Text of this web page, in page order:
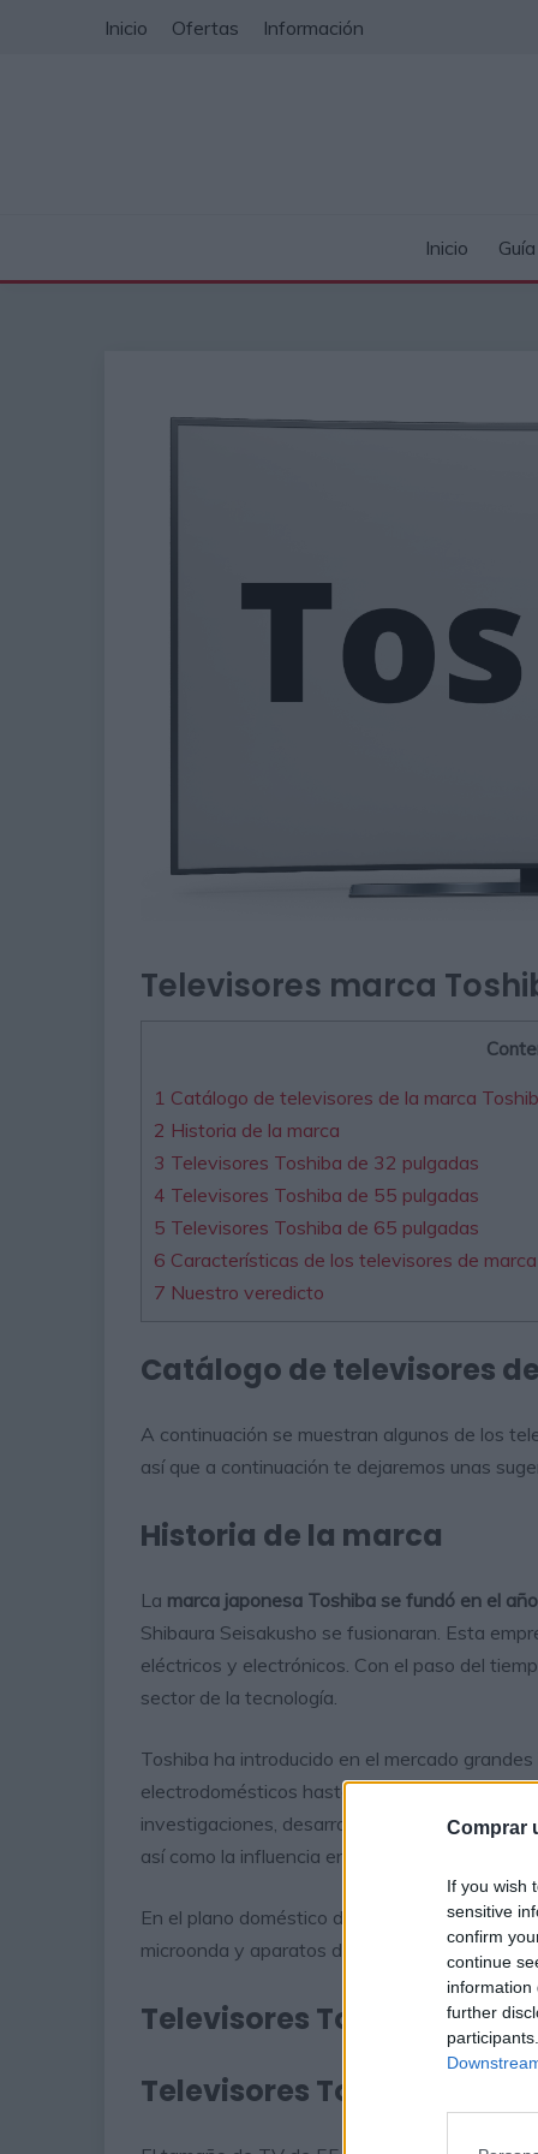
Comprar
If you wish
sensitive
confirm
continue
information
further
Inicio Ofertas Información
Inicio
Televisores marca
1 Catálogo de televisores de la marca
2 Historia de la marca
3 Televisores Toshiba de 32 pulgadas
4 Televisores Toshiba de 55 pulgadas
5 Televisores Toshiba de 65 pulgadas
6 Características de los televisores de
7 Nuestro veredicto
Catálogo de televisores
A continuación se muestran algunos de los
así que a continuación te dejaremos unas
Historia de la marca
La marca japonesa Toshiba se fundó en el
Shibaura Seisakusho se fusionaran. Esta
eléctricos y electrónicos. Con el paso del
sector de la tecnología.
Toshiba ha introducido en el mercado
electrodomésticos hasta tecnología
investigaciones, desarrollaron los primeros
así como la influencia en dispositivos
En el plano doméstico destaca la creación de
microonda y aparatos de aire acondicionado.
Televisores Toshiba de 32
Televisores Toshiba de 55